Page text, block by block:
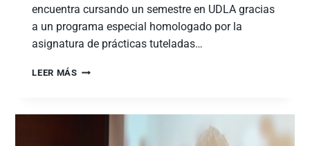
encuentra cursando un semestre en UDLA gracias
a un programa especial homologado por la
asignatura de prácticas tuteladas…
LEER MÁS